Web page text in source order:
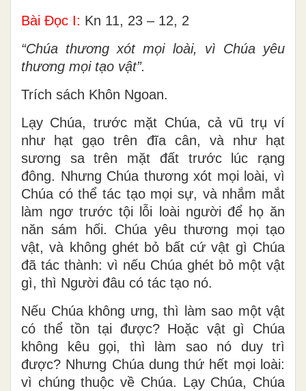
Bài Ðọc I: Kn 11, 23 – 12, 2
“Chúa thương xót mọi loài, vì Chúa yêu
thương mọi tạo vật”.
Trích sách Khôn Ngoan.
Lạy Chúa, trước mặt Chúa, cả vũ trụ ví
như hạt gạo trên đĩa cân, và như hạt
sương sa trên mặt đất trước lúc rạng
đông. Nhưng Chúa thương xót mọi loài, vì
Chúa có thể tác tạo mọi sự, và nhắm mắt
làm ngơ trước tội lỗi loài người để họ ăn
năn sám hối. Chúa yêu thương mọi tạo
vật, và không ghét bỏ bất cứ vật gì Chúa
đã tác thành: vì nếu Chúa ghét bỏ một vật
gì, thì Người đâu có tác tạo nó.
Nếu Chúa không ưng, thì làm sao một vật
có thể tồn tại được? Hoặc vật gì Chúa
không kêu gọi, thì làm sao nó duy trì
được? Nhưng Chúa dung thứ hết mọi loài:
vì chúng thuộc về Chúa. Lạy Chúa, Chúa